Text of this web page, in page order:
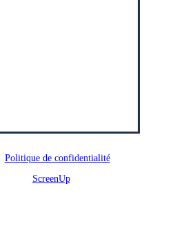
Politique de confidentialité
ScreenUp